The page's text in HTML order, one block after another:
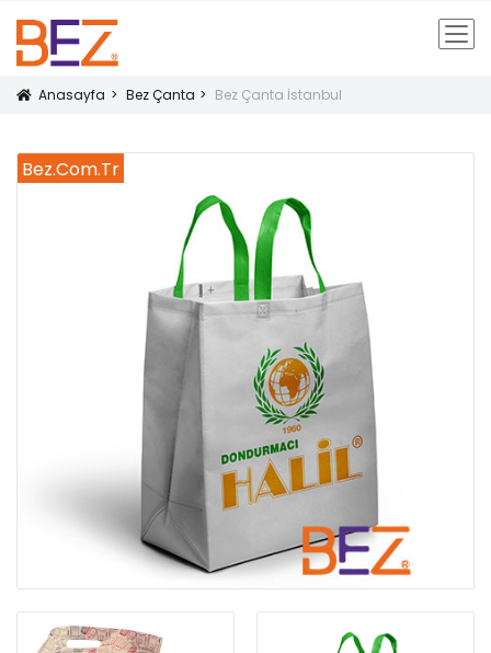
Icon
Anasayfa Bez Çanta Bez Çanta İstanbul